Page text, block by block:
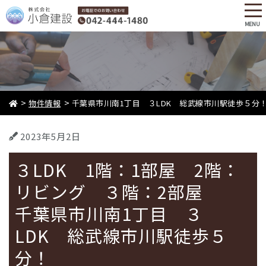
Skip
to
main
content
MENU
> 物件情報 > 千葉県市川南1丁目 ３LDK 総武線市川駅徒歩５分
2023年5月2日
３LDK 1階：1部屋 2階：
リビング ３階：2部屋
千葉県市川南1丁目 ３
LDK 総武線市川駅徒歩５
分！